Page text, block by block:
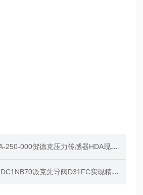
000贺德克压力传感器HDA现货期货都可定
派克先导阀D31FC实现精准控制